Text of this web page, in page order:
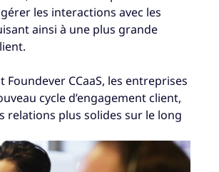
les interactions avec les
ainsi à une plus grande
Foundever CCaaS, les entreprises
cycle d’engagement client,
relations plus solides sur le long